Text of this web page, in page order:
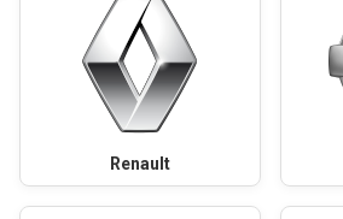
Renault